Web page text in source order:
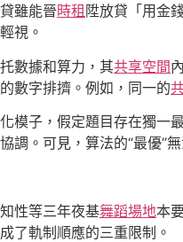
雖能晉時租 陞放貸「用金
視。
數據和算力，其共享空間
數字排擠。例如，同一的
模子，假定題目存在獨一
調。可見，算法的“最優”
性等三年夜基舞蹈場地本
了軌制順應的三重限制。